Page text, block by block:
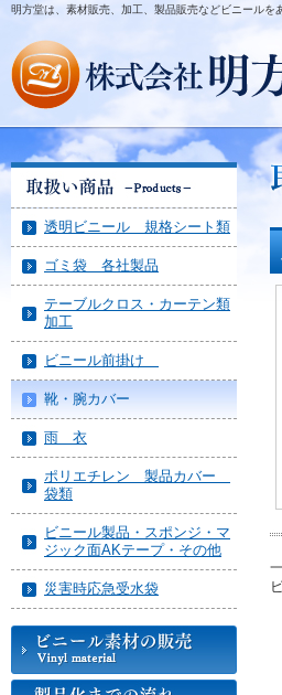
明方堂は、素材販売、加工、製品販売などビニールを
透明ビニール 規格シート類
ゴミ袋 各社製品
テーブルクロス・カーテン類
加工
ビニール前掛け
靴・腕カバー
雨 衣
ポリエチレン 製品カバー
袋類
ビニール製品・スポンジ・マ
ジック面AKテープ・その他
災害時応急受水袋